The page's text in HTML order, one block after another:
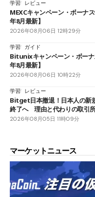
学習 レビュー
MEXCキャンペーン・ボーナ
年8月最新】
2026年08月06日 12時29分
学習 ガイド
Bitunixキャンペーン・ボーナ
年8月最新】
2026年08月06日 10時22分
学習 レビュー
Bitget日本撤退！日本人の新
終了へ 理由と代わりの取引
2026年08月05日 11時09分
マーケットニュース